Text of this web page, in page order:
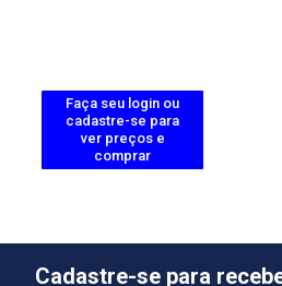
Faça seu login ou
cadastre-se para
ver preços e
comprar
Cadastre-se para